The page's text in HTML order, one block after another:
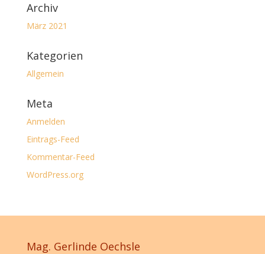
Archiv
März 2021
Kategorien
Allgemein
Meta
Anmelden
Eintrags-Feed
Kommentar-Feed
WordPress.org
Mag. Gerlinde Oechsle